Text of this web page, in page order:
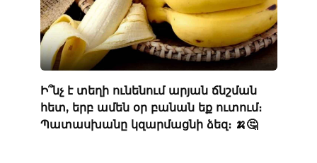
Ի՞նչ է տեղի ունենում արյան ճնշման
հետ, երբ ամեն օր բանան եք ուտում։
Պատասխանը կզարմացնի ձեզ։ 🍌🤔